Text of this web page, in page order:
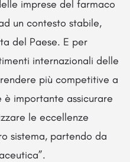
imprese del farmaco
un contesto stabile,
del Paese. E per
internazionali delle
più competitive a
importante assicurare
le eccellenze
sistema, partendo da